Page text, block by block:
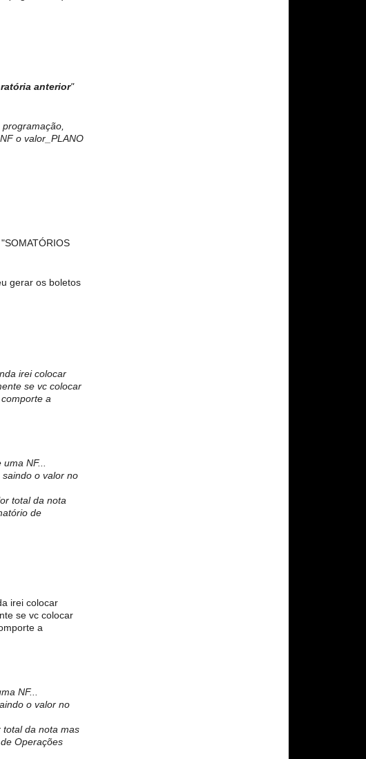
anterior"
o valor_PLANO
gerar os boletos
irei colocar
se vc colocar
a
NF...
o valor no
total da nota
de
irei colocar
se vc colocar
a
NF...
o valor no
total da nota mas
Operações